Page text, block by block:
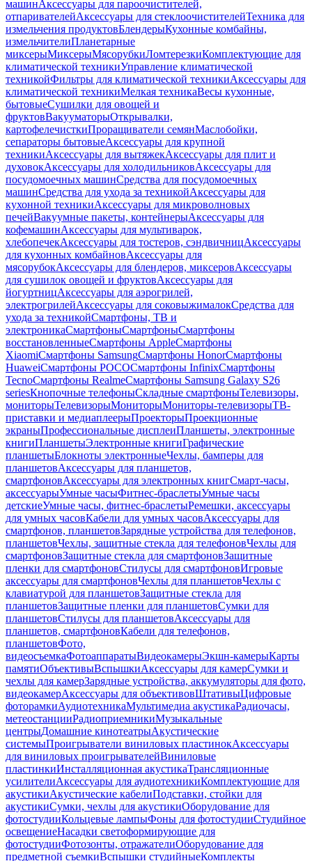
машинАксессуары для пароочистителей,
отпаривателейАксессуары для стеклоочистителейТехника для
измельчения продуктовБлендерыКухонные комбайны,
измельчителиПланетарные
миксерыМиксерыМясорубкиЛомтерезкиКомплектующие для
климатической техникиУправление климатической
техникойФильтры для климатической техникиАксессуары для
климатической техникиМелкая техникаВесы кухонные,
бытовыеСушилки для овощей и
фруктовВакууматорыОткрывалки,
картофелечисткиПроращиватели семянМаслобойки,
сепараторы бытовыеАксессуары для крупной
техникиАксессуары для вытяжекАксессуары для плит и
духовокАксессуары для холодильниковАксессуары для
посудомоечных машинСредства для посудомоечных
машинСредства для ухода за техникойАксессуары для
кухонной техникиАксессуары для микроволновых
печейВакуумные пакеты, контейнерыАксессуары для
кофемашинАксессуары для мультиварок,
хлебопечекАксессуары для тостеров, сэндвичницАксессуары
для кухонных комбайновАксессуары для
мясорубокАксессуары для блендеров, миксеровАксессуары
для сушилок овощей и фруктовАксессуары для
йогуртницАксессуары для аэрогрилей,
электрогрилейАксессуары для соковыжималокСредства для
ухода за техникойСмартфоны, ТВ и
электроникаСмартфоныСмартфоныСмартфоны
восстановленныеСмартфоны AppleСмартфоны
XiaomiСмартфоны SamsungСмартфоны HonorСмартфоны
HuaweiСмартфоны POCOСмартфоны InfinixСмартфоны
TecnoСмартфоны RealmeСмартфоны Samsung Galaxy S26
seriesКнопочные телефоныСкладные смартфоныТелевизоры,
мониторыТелевизорыМониторыМониторы-телевизорыТВ-
приставки и медиаплеерыПроекторыПроекционные
экраныПрофессиональные дисплеиПланшеты, электронные
книгиПланшетыЭлектронные книгиГрафические
планшетыБлокноты электронныеЧехлы, бамперы для
планшетовАксессуары для планшетов,
смартфоновАксессуары для электронных книгСмарт-часы,
аксессуарыУмные часыФитнес-браслетыУмные часы
детскиеУмные часы, фитнес-браслетыРемешки, аксессуары
для умных часовКабели для умных часовАксессуары для
смартфонов, планшетовЗарядные устройства для телефонов,
планшетовЧехлы, защитные стекла для телефоновЧехлы для
смартфоновЗащитные стекла для смартфоновЗащитные
пленки для смартфоновСтилусы для смартфоновИгровые
аксессуары для смартфоновЧехлы для планшетовЧехлы с
клавиатурой для планшетовЗащитные стекла для
планшетовЗащитные пленки для планшетовСумки для
планшетовСтилусы для планшетовАксессуары для
планшетов, смартфоновКабели для телефонов,
планшетовФото,
видеосъемкаФотоаппаратыВидеокамерыЭкшн-камерыКарты
памятиОбъективыВспышкиАксессуары для камерСумки и
чехлы для камерЗарядные устройства, аккумуляторы для фото,
видеокамерАксессуары для объективовШтативыЦифровые
фоторамкиАудиотехникаМультимедиа акустикаРадиочасы,
метеостанцииРадиоприемникиМузыкальные
центрыДомашние кинотеатрыАкустические
системыПроигрыватели виниловых пластинокАксессуары
для виниловых проигрывателейВиниловые
пластинкиИнсталляционная акустикаТрансляционные
усилителиАксессуары для аудиотехникиКомплектующие для
акустикиАкустические кабелиПодставки, стойки для
акустикиСумки, чехлы для акустикиОборудование для
фотостудииКольцевые лампыФоны для фотостудииСтудийное
освещениеНасадки светоформирующие для
фотостудииФотозонты, отражателиОборудование для
предметной съемкиВспышки студийныеКомплекты